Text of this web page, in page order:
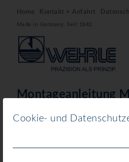
Cookie- und
Home Kontakt + Anfahrt
Made in Germany. Seit 1842.
Montageanleitung